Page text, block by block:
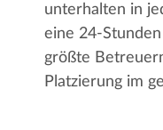
unterhalten in
eine 24-
größte
Platzierung im